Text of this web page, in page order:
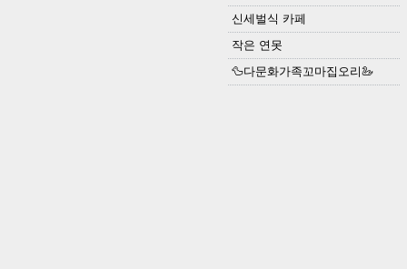
신세벌식 카페
작은 연못
🦆다문화가족꼬마집오리🦢